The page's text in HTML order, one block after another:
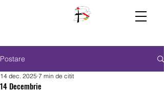
Postare
14 Decembrie
14 dec. 2025 7 min de citit